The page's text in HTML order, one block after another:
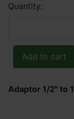
Quantity:
Adaptor 1/2" to